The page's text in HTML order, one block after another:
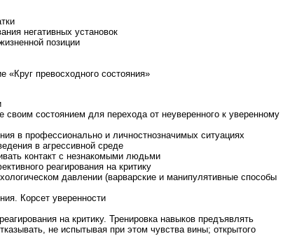
негативных установок
позиции
«Круг превосходного состояния»
своим состоянием для перехода от неуверенного к уверенному
в профессионально и личностнозначимых ситуациях
в агрессивной среде
контакт с незнакомыми людьми
реагирования на критику
давлении (варварские и манипулятивные способы
Корсет уверенности
на критику. Тренировка навыков предъявлять
не испытывая при этом чувства вины; открытого